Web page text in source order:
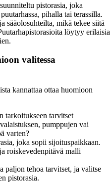
pistorasia, joka
pihalla tai terassilla.
sääolosuhteilta, mikä tekee siitä
löytyy erilaisia
valitessa
kannattaa ottaa huomioon
tarkoitukseen tarvitset
pumppujen vai
varten?
joka sopii sijoituspaikkaan.
roiskevedenpitävä malli
paljon tehoa tarvitset, ja valitse
pistorasia.